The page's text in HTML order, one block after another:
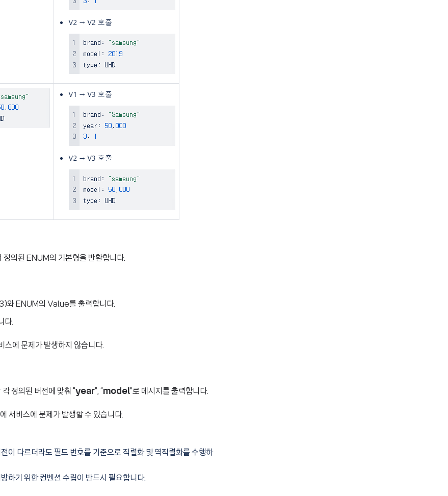
의된 ENUM의 기본형을 반환합니다.
와 ENUM의 Value를 출력합니다.
다.
스에 문제가 발생하지 않습니다.
정의된 버전에 맞춰 “year”, “model”로 메시지를 출력합니다.
서비스에 문제가 발생할 수 있습니다.
다르더라도 필드 번호를 기준으로 직렬화 및 역직렬화를 수행하
하기 위한 컨벤션 수립이 반드시 필요합니다.